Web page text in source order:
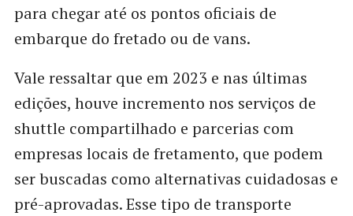
para chegar até os pontos oficiais de
embarque do fretado ou de vans.
Vale ressaltar que em 2023 e nas últimas
edições, houve incremento nos serviços de
shuttle compartilhado e parcerias com
empresas locais de fretamento, que podem
ser buscadas como alternativas cuidadosas e
pré-aprovadas. Esse tipo de transporte